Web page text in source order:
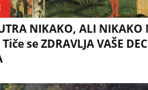
NIKAKO, ALI NIKAKO
Tiče se ZDRAVLJA VAŠE